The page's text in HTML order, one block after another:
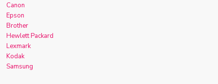
Canon
Epson
Brother
Hewlett Packard
Lexmark
Kodak
Samsung